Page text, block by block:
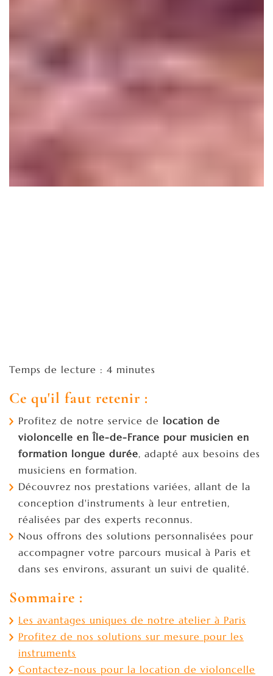
Temps de lecture : 4 minutes
Ce qu'il faut retenir :
Profitez de notre service de location de
violoncelle en Île-de-France pour musicien en
formation longue durée, adapté aux besoins des
musiciens en formation.
Découvrez nos prestations variées, allant de la
conception d'instruments à leur entretien,
réalisées par des experts reconnus.
Nous offrons des solutions personnalisées pour
accompagner votre parcours musical à Paris et
dans ses environs, assurant un suivi de qualité.
Sommaire :
Les avantages uniques de notre atelier à Paris
Profitez de nos solutions sur mesure pour les
instruments
Contactez-nous pour la location de violoncelle